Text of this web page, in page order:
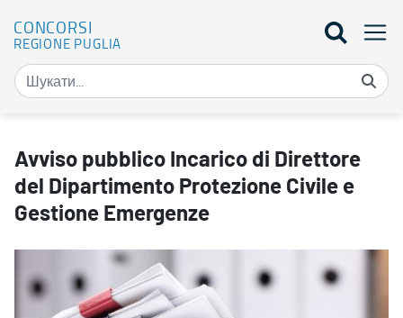
CONCORSI
REGIONE PUGLIA
Avviso pubblico Incarico di Direttore
del Dipartimento Protezione Civile e
Gestione Emergenze